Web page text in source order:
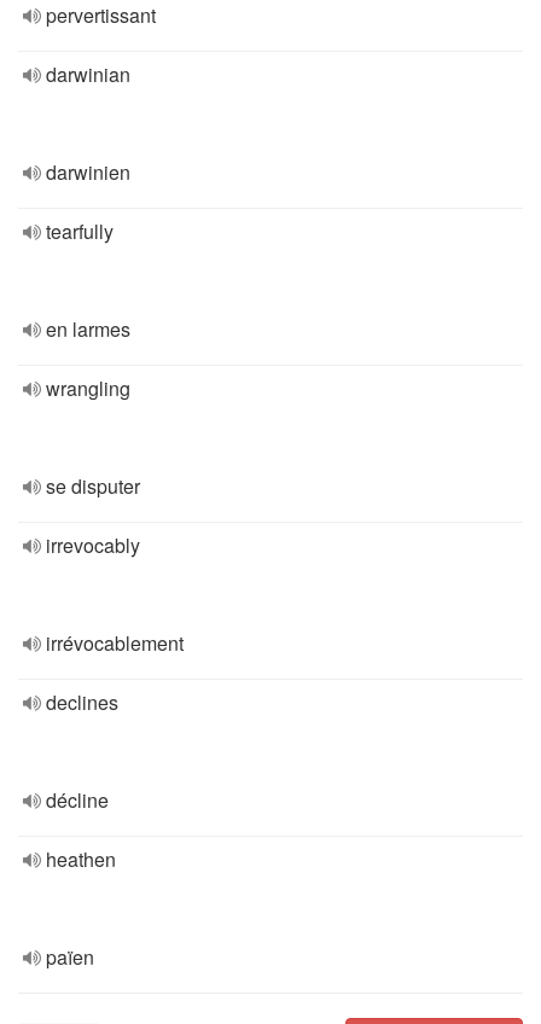
pervertissant
darwinian
darwinien
tearfully
en larmes
wrangling
se disputer
irrevocably
irrévocablement
declines
décline
heathen
païen